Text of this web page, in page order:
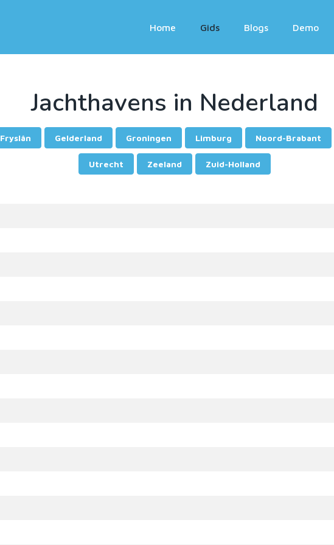
Home Gids Blogs Demo
Jachthavens in Nederland
Fryslân Gelderland Groningen Limburg Noord-Brabant
Utrecht Zeeland Zuid-Holland